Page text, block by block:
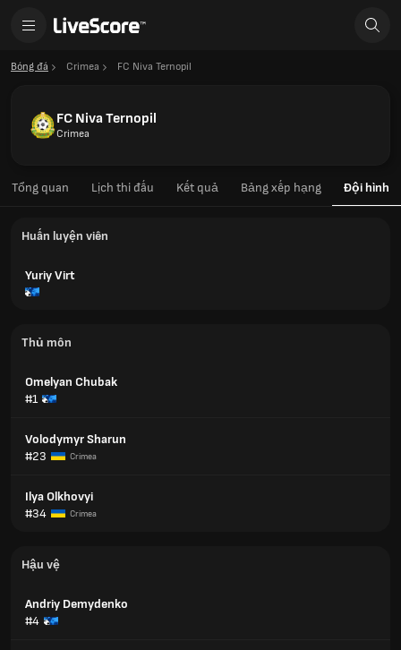
Bóng đá Crimea FC Niva Ternopil
FC Niva Ternopil
Crimea
Tổng quan Lịch thi đấu Kết quả Bảng xếp hạng Đội hình
Huấn luyện viên
Yuriy Virt
Thủ môn
Omelyan Chubak
#1
Volodymyr Sharun
#23
Crimea
Ilya Olkhovyi
#34
Crimea
Hậu vệ
Andriy Demydenko
#4